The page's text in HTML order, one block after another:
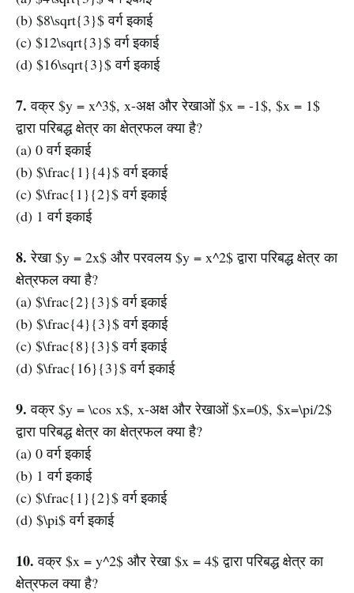
(b) $8\sqrt{3}$ वर्ग इकाई
(c) $12\sqrt{3}$ वर्ग इकाई
(d) $16\sqrt{3}$ वर्ग इकाई
7. वक्र $y = x^3$, x-अक्ष और रेखाओं $x = -1$, $x = 1$
द्वारा परिबद्ध क्षेत्र का क्षेत्रफल क्या है?
(a) 0 वर्ग इकाई
(b) $\frac{1}{4}$ वर्ग इकाई
(c) $\frac{1}{2}$ वर्ग इकाई
(d) 1 वर्ग इकाई
8. रेखा $y = 2x$ और परवलय $y = x^2$ द्वारा परिबद्ध क्षेत्र का
क्षेत्रफल क्या है?
(a) $\frac{2}{3}$ वर्ग इकाई
(b) $\frac{4}{3}$ वर्ग इकाई
(c) $\frac{8}{3}$ वर्ग इकाई
(d) $\frac{16}{3}$ वर्ग इकाई
9. वक्र $y = \cos x$, x-अक्ष और रेखाओं $x=0$, $x=\pi/2$
द्वारा परिबद्ध क्षेत्र का क्षेत्रफल क्या है?
(a) 0 वर्ग इकाई
(b) 1 वर्ग इकाई
(c) $\frac{1}{2}$ वर्ग इकाई
(d) $\pi$ वर्ग इकाई
10. वक्र $x = y^2$ और रेखा $x = 4$ द्वारा परिबद्ध क्षेत्र का
क्षेत्रफल क्या है?